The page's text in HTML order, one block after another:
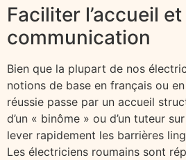
Faciliter l’accueil et
communication
Bien que la plupart de nos
notions de base en français ou
réussie passe par un accueil
d’un « binôme » ou d’un tuteur
lever rapidement les barrières
Les électriciens roumains sont